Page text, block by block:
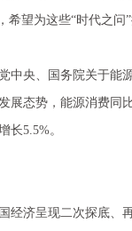
希望为这些“时代之问”
央、国务院关于能
态势，能源消费同
长5.5%。
呈现二次探底、再